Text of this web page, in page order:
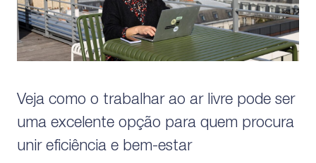
Veja como o trabalhar ao ar livre pode ser
uma excelente opção para quem procura
unir eficiência e bem-estar